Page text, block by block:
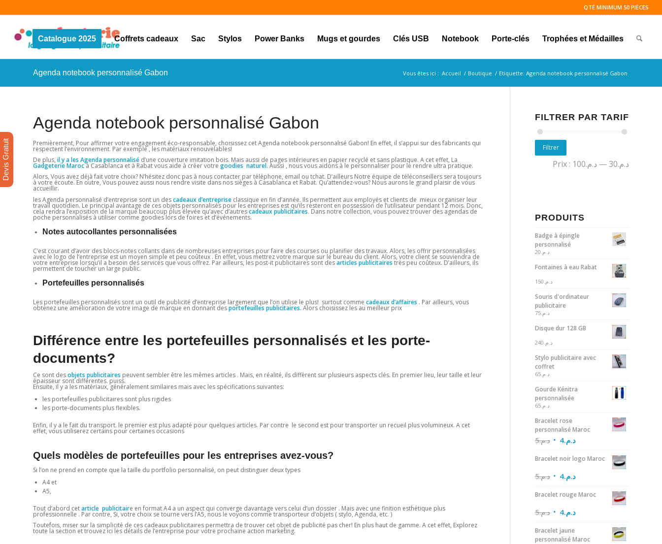
QTÉ MINIMUM 50 PIÈCES
Catalogue 2025 Coffrets cadeaux Sac Stylos Power Banks Mugs et gourdes Clés USB Notebook Porte-clés Trophées et Médailles
Agenda notebook personnalisé Gabon Vous êtes ici : Accueil / Boutique / Etiquette: Agenda notebook personnalisé Gabon
Agenda notebook personnalisé Gabon
Premièrement, Pour affirmer votre engagement éco-responsable, choisissez cet Agenda notebook personnalisé Gabon! En effet, il s’appui sur des fabricants qui
respectent l’environnement. Par exemple , les matériaux renouvelables!
De plus, il y a les Agenda personnalisé d’une couverture imitation bois. Mais aussi de pages intérieures en papier recyclé et sans plastique. A cet effet, La
Gadgeterie Marocà Casablanca et à Rabat vous aide à créer votre goodies naturel. Aussi , nous vous aidons à le personnaliser pour le rendre ultra pratique.
Alors, Vous avez déjà fait votre choix? N’hésitez donc pas à nous contacter par téléphone, email ou tchat. D’ailleurs Notre équipe de téléconseillers sera toujours
à votre écoute. En outre, Vous pouvez aussi nous rendre visite dans nos sièges à Casablanca et Rabat. Qu’attendez-vous? Nous aurons le grand plaisir de vous
accueillir.
les Agenda personnalisé d’entreprise sont un descadeaux d’entreprise classique en fin d’année. Ils permettent aux employés et clients de mieux organiser leur
travail quotidien. Le principal avantage de ces objets personnalisés pour les entreprises est qu’ils resteront en possession de l’utilisateur pendant 12 mois. Donc,
cela rendra l’exposition de la marque beaucoup plus élevée qu’avec d’autrescadeauxpublicitaires. Dans notre collection, vous pouvez trouver des agendas de
poche personnalisés à utiliser comme goodies lors de foires et d’événements.
Notes autocollantes personnalisées
C’est courant d’avoir des blocs-notes collants dans de nombreuses entreprises pour faire des courses ou planifier des travaux. Alors, les offrir personnalisées
avec le logo de l’entreprise est un moyen simple et peu coûteux . En effet, vous mettrez votre marque sur le bureau du client. Alors, votre client se souviendra de
votre entreprise lorsqu’il a besoin des services que vous offrez. Par ailleurs, les post-it publicitaires sont desarticles publicitaires très peu coûteux. D’ailleurs, ils
permettent de toucher un large public.
Portefeuilles personnalisés
Les portefeuilles personnalisés sont un outil de publicité d’entreprise largement que l’on utilise le plus! surtout comme cadeaux d’affaires . Par ailleurs, vous
obtenez une amélioration de votre image de marque en donnant desportefeuilles publicitaires. Alors choisissez les au meilleur prix
Différence entre les portefeuilles personnalisés et les porte-
documents?
Ce sont desobjets publicitaires peuvent sembler être les mêmes articles . Mais, en réalité, ils diffèrent sur plusieurs aspects clés. En premier lieu, leur taille et leur
épaisseur sont différentes. puiss.
Ensuite, il y a les matériaux, généralement similaires mais avec les spécifications suivantes:
les portefeuilles publicitaires sont plus rigides
les porte-documents plus flexibles.
Enfin, il y a le fait du transport. le premier est plus adapté pour quelques articles. Par contre le second est pour transporter un recueil plus volumineux. A cet
effet, vous utiliserez certains pour certaines occasions
Quels modèles de portefeuilles pour les entreprises avez-vous?
Si l’on ne prend en compte que la taille du portfolio personnalisé, on peut distinguer deux types
A4 et
A5,
Tout d’abord cetarticle publicitaire en format A4 a un aspect qui converge davantage vers celui d’un dossier . Mais avec une finition esthétique plus
professionnelle . Par contre, Si, votre choix se tourne vers l’A5, nous le voyons comme transporteur d’objets ( stylo, Agenda, etc. )
Toutefois, miser sur la simplicité de ces cadeaux publicitaires permettra de trouver cet objet de publicité pas cher! En plus haut de gamme. A cet effet, Explorez
toute la section et trouvez ici les détails de l’entreprise pour votre prochaine action marketing.
FILTRER PAR TARIF
Filtrer
Prix : د.م.30 — د.م.100
PRODUITS
Badge à épingle
personnalisé
د.م. 20
Fontaines à eau Rabat
د.م. 150
Souris d'ordinateur
publicitaire
د.م. 75
Disque dur 128 GB
د.م. 240
Stylo publicitaire avec
coffret
د.م. 65
Gourde Kénitra
personnalisée
د.م. 65
Bracelet rose
personnalisé Maroc
د.م.5 د.م.4
Bracelet noir logo Maroc
د.م.5 د.م.4
Bracelet rouge Maroc
د.م.5 د.م.4
Bracelet jaune
personnalisé Maroc
Devis Gratuit